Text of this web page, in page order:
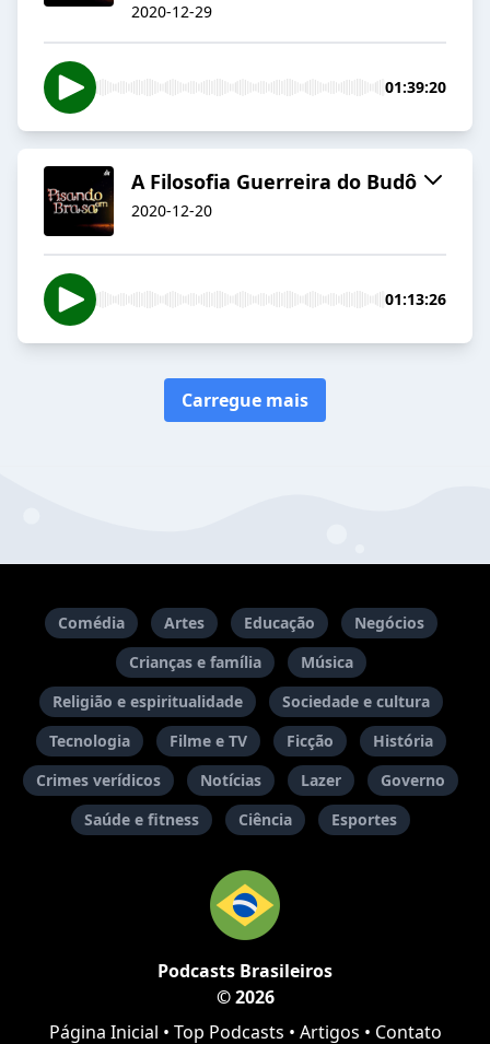
2020-12-29
01:39:20
A Filosofia Guerreira do Budô
2020-12-20
01:13:26
Carregue mais
Comédia Artes Educação
Negócios
Crianças e família
Música
Religião e espiritualidade
Sociedade e cultura
Tecnologia
Filme e TV Ficção
História
Crimes verídicos
Notícias Lazer
Governo
Saúde e fitness
Ciência Esportes
Podcasts Brasileiros
© 2026
Página Inicial • Top Podcasts • Artigos • Contato